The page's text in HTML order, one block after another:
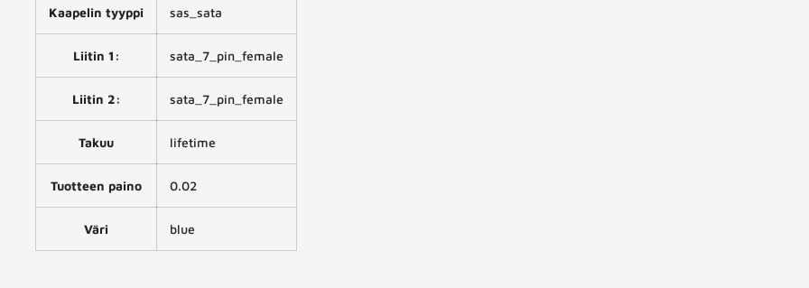
Kaapelin tyyppi sas_sata
Liitin 1: sata_7_pin_female
Liitin 2: sata_7_pin_female
Takuu lifetime
Tuotteen paino 0.02
Väri blue